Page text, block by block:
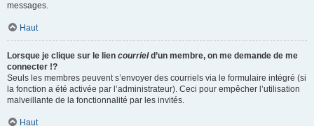
messages.
Haut
Lorsque je clique sur le lien courrield’un membre, on me demande de me
connecter !?
Seuls les membres peuvent s’envoyer des courriels via le formulaire intégré (si
la fonction a été activée par l’administrateur). Ceci pour empêcher l’utilisation
malveillante de la fonctionnalité par les invités.
Haut